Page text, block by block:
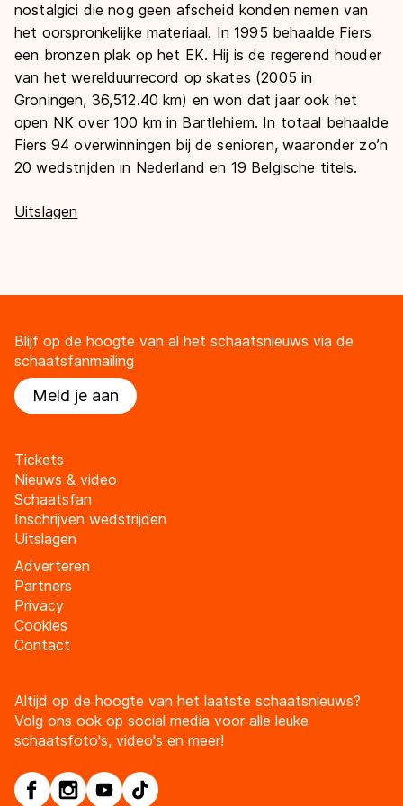
nostalgici die nog geen afscheid konden nemen van
het oorspronkelijke materiaal. In 1995 behaalde Fiers
een bronzen plak op het EK. Hij is de regerend houder
van het werelduurrecord op skates (2005 in
Groningen, 36,512.40 km) en won dat jaar ook het
open NK over 100 km in Bartlehiem. In totaal behaalde
Fiers 94 overwinningen bij de senioren, waaronder zo’n
20 wedstrijden in Nederland en 19 Belgische titels.
Uitslagen
Blijf op de hoogte van al het schaatsnieuws via de
schaatsfanmailing
Meld je aan
Tickets
Nieuws & video
Schaatsfan
Inschrijven wedstrijden
Uitslagen
Adverteren
Partners
Privacy
Cookies
Contact
Altijd op de hoogte van het laatste schaatsnieuws?
Volg ons ook op social media voor alle leuke
schaatsfoto's, video's en meer!